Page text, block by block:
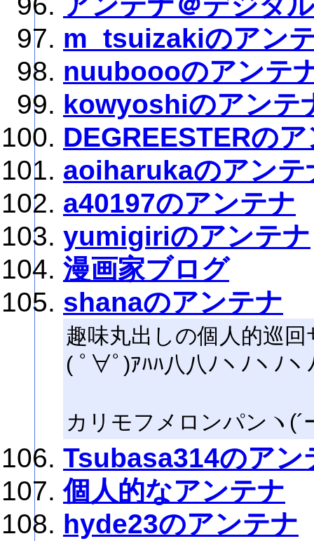
m_tsuizakiのアン
nuuboooのアンテ
kowyoshiのアンテ
DEGREESTERの
aoiharukaのアンテ
a40197のアンテナ
yumigiriのアンテナ
漫画家ブログ
shanaのアンテナ
趣味丸出しの個人的巡
( ﾟ∀ﾟ)ｱﾊﾊ八八ﾉヽﾉヽﾉヽ
カリモフメロンパンヽ(´
Tsubasa314のアン
個人的なアンテナ
hyde23のアンテナ